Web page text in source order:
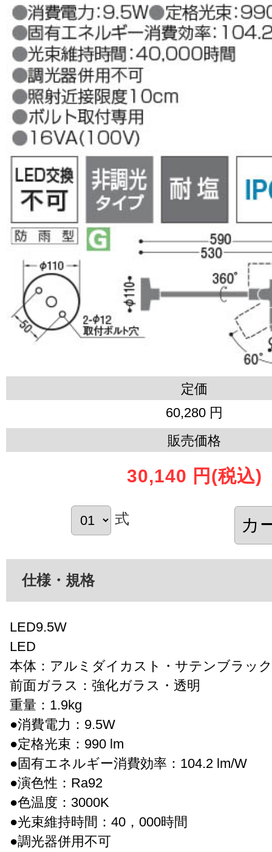
定価
60,280 円
販売価格
30,140 円 (税込)
式
仕様・規格
LED9.5W
LED
本体：アルミダイカスト・サテンブラッ
前面ガラス：強化ガラス・透明
重量：1.9kg
●消費電力：9.5W
●定格光束：990 lm
●固有エネルギー消費効率：104.2 lm/W
●演色性：Ra92
●色温度：3000K
●光束維持時間：40，000時間
●調光器併用不可